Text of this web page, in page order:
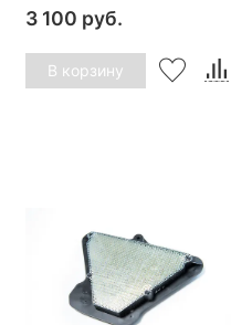
3 100 руб.
В корзину